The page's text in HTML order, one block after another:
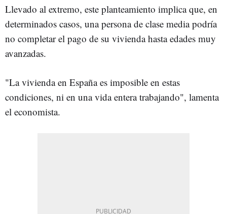
Llevado al extremo, este planteamiento implica que, en
determinados casos, una persona de clase media podría
no completar el pago de su vivienda hasta edades muy
avanzadas.
"La vivienda en España es imposible en estas
condiciones, ni en una vida entera trabajando", lamenta
el economista.